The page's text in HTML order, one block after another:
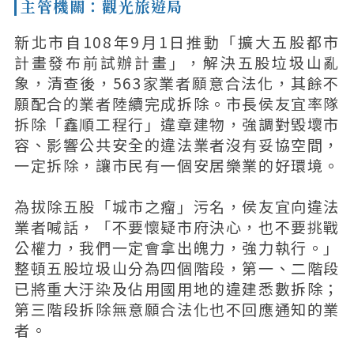
主管機關：觀光旅遊局
新北市自108年9月1日推動「擴大五股都市
計畫發布前試辦計畫」，解決五股垃圾山亂
象，清查後，563家業者願意合法化，其餘不
願配合的業者陸續完成拆除。市長侯友宜率隊
拆除「鑫順工程行」違章建物，強調對毀壞市
容、影響公共安全的違法業者沒有妥協空間，
一定拆除，讓市民有一個安居樂業的好環境。
為拔除五股「城市之瘤」污名，侯友宜向違法
業者喊話，「不要懷疑市府決心，也不要挑戰
公權力，我們一定會拿出魄力，強力執行。」
整頓五股垃圾山分為四個階段，第一、二階段
已將重大汙染及佔用國用地的違建悉數拆除；
第三階段拆除無意願合法化也不回應通知的業
者。